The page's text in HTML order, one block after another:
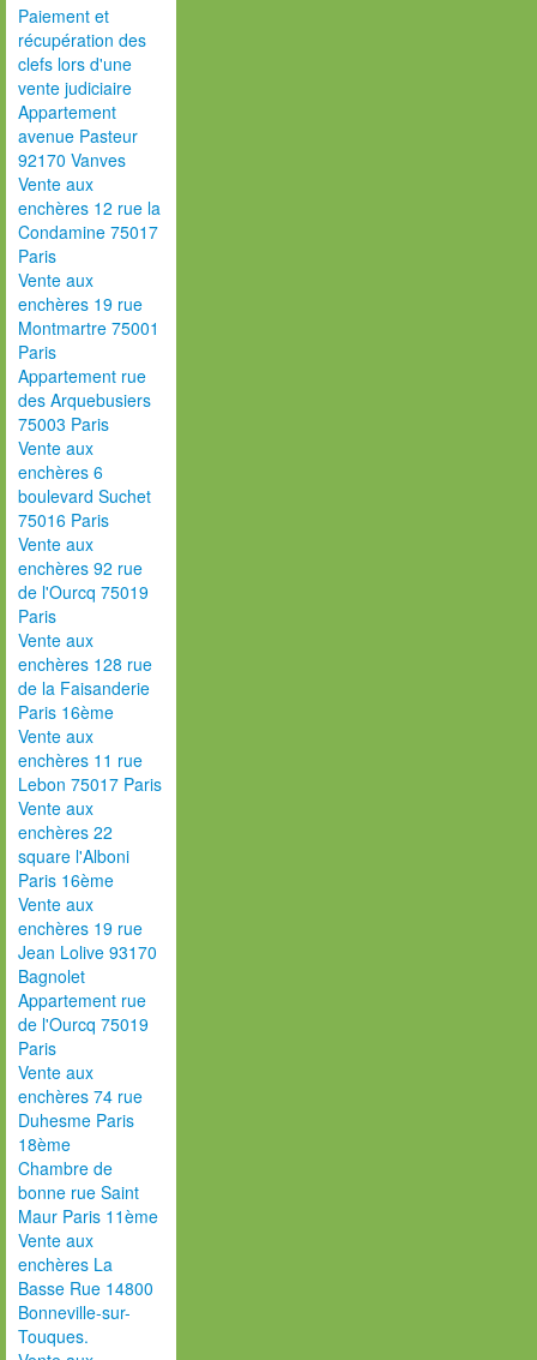
Paiement et
récupération des
clefs lors d'une
vente judiciaire
Appartement
avenue Pasteur
92170 Vanves
Vente aux
enchères 12 rue la
Condamine 75017
Paris
Vente aux
enchères 19 rue
Montmartre 75001
Paris
Appartement rue
des Arquebusiers
75003 Paris
Vente aux
enchères 6
boulevard Suchet
75016 Paris
Vente aux
enchères 92 rue
de l'Ourcq 75019
Paris
Vente aux
enchères 128 rue
de la Faisanderie
Paris 16ème
Vente aux
enchères 11 rue
Lebon 75017 Paris
Vente aux
enchères 22
square l'Alboni
Paris 16ème
Vente aux
enchères 19 rue
Jean Lolive 93170
Bagnolet
Appartement rue
de l'Ourcq 75019
Paris
Vente aux
enchères 74 rue
Duhesme Paris
18ème
Chambre de
bonne rue Saint
Maur Paris 11ème
Vente aux
enchères La
Basse Rue 14800
Bonneville-sur-
Touques.